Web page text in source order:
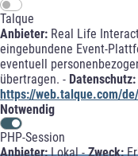
Talque
Anbieter: Real Life
eingebundene Event-
eventuell
übertragen. - Datenschutz:
https://web.talque.com/
Notwendig
PHP-Session
Anbieter:Lokal -Zweck: